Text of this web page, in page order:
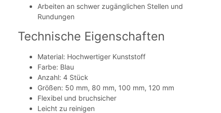
Arbeiten an schwer zugänglichen Stellen und
Rundungen
Technische Eigenschaften
Material: Hochwertiger Kunststoff
Farbe: Blau
Anzahl: 4 Stück
Größen: 50 mm, 80 mm, 100 mm, 120 mm
Flexibel und bruchsicher
Leicht zu reinigen